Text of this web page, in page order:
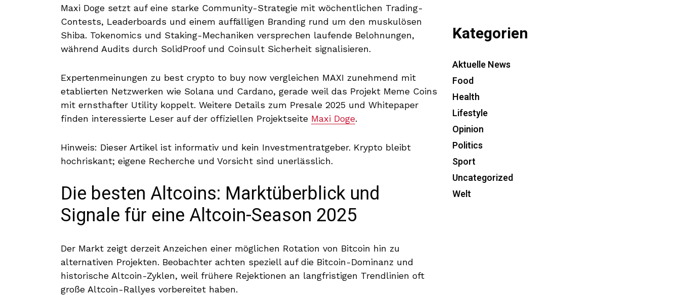
Maxi Doge setzt auf eine starke Community-Strategie mit wöchentlichen Trading-
Contests, Leaderboards und einem auffälligen Branding rund um den muskulösen
Shiba. Tokenomics und Staking-Mechaniken versprechen laufende Belohnungen,
während Audits durch SolidProof und Coinsult Sicherheit signalisieren.
Expertenmeinungen zu best crypto to buy now vergleichen MAXI zunehmend mit
etablierten Netzwerken wie Solana und Cardano, gerade weil das Projekt Meme Coins
mit ernsthafter Utility koppelt. Weitere Details zum Presale 2025 und Whitepaper
finden interessierte Leser auf der offiziellen Projektseite Maxi Doge.
Hinweis: Dieser Artikel ist informativ und kein Investmentratgeber. Krypto bleibt
hochriskant; eigene Recherche und Vorsicht sind unerlässlich.
Die besten Altcoins: Marktüberblick und
Signale für eine Altcoin-Season 2025
Der Markt zeigt derzeit Anzeichen einer möglichen Rotation von Bitcoin hin zu
alternativen Projekten. Beobachter achten speziell auf die Bitcoin-Dominanz und
historische Altcoin-Zyklen, weil frühere Rejektionen an langfristigen Trendlinien oft
große Altcoin-Rallyes vorbereitet haben.
Kategorien
Aktuelle News
Food
Health
Lifestyle
Opinion
Politics
Sport
Uncategorized
Welt